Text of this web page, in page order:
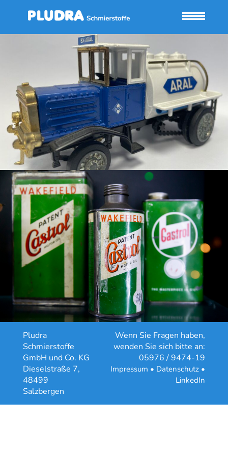
Pludra
Schmierstoffe
GmbH und Co. KG
Dieselstraße 7,
48499
Salzbergen
Wenn Sie Fragen haben,
wenden Sie sich bitte an:
05976 / 9474-19
Impressum • Datenschutz •
LinkedIn